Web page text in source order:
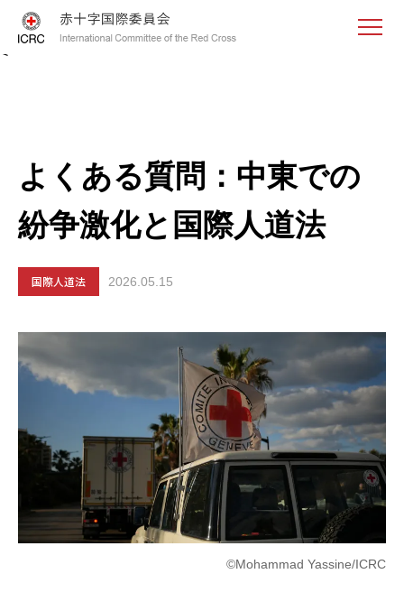
<
よくある質問：中東での
紛争激化と国際人道法
国際人道法 2026.05.15
©Mohammad Yassine/ICRC